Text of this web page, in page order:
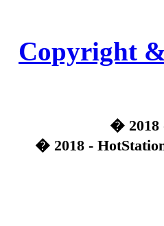
Copyright
� 2018
� 2018 -